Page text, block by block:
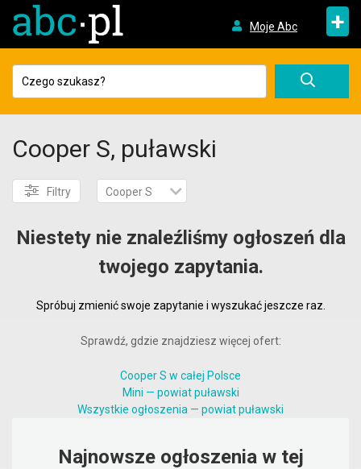
Moje Abc +
Cooper S, puławski
Filtry Cooper S
Niestety nie znaleźliśmy ogłoszeń dla
twojego zapytania.
Spróbuj zmienić swoje zapytanie i wyszukać jeszcze raz.
Sprawdź, gdzie znajdziesz więcej ofert:
Cooper S w całej Polsce
Mini — powiat puławski
Wszystkie ogłoszenia — powiat puławski
Najnowsze ogłoszenia w tej